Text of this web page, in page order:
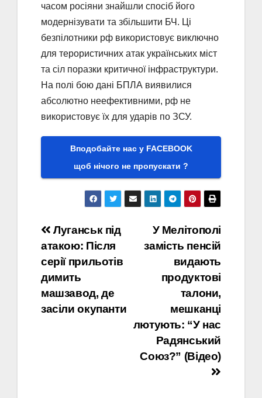
часом росіяни знайшли спосіб його
модернізувати та збільшити БЧ. Ці
безпілотники рф використовує виключно
для терористичних атак українських міст
та сіл поразки критичної інфраструктури.
На полі бою дані БПЛА виявилися
абсолютно неефективними, рф не
використовує їх для ударів по ЗСУ.
Вподобайте нас у FACEBOOK
щоб нічого не пропускати ?
Навігація
записів
У Мелітополі
замість пенсій
видають
продуктові
талони,
мешканці
лютують: “У нас
Радянський
Союз?” (Відео)
Луганськ під
атакою: Після
серії прильотів
димить
машзавод, де
засіли окупанти